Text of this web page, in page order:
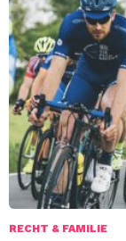
RECHT & FAMILIE